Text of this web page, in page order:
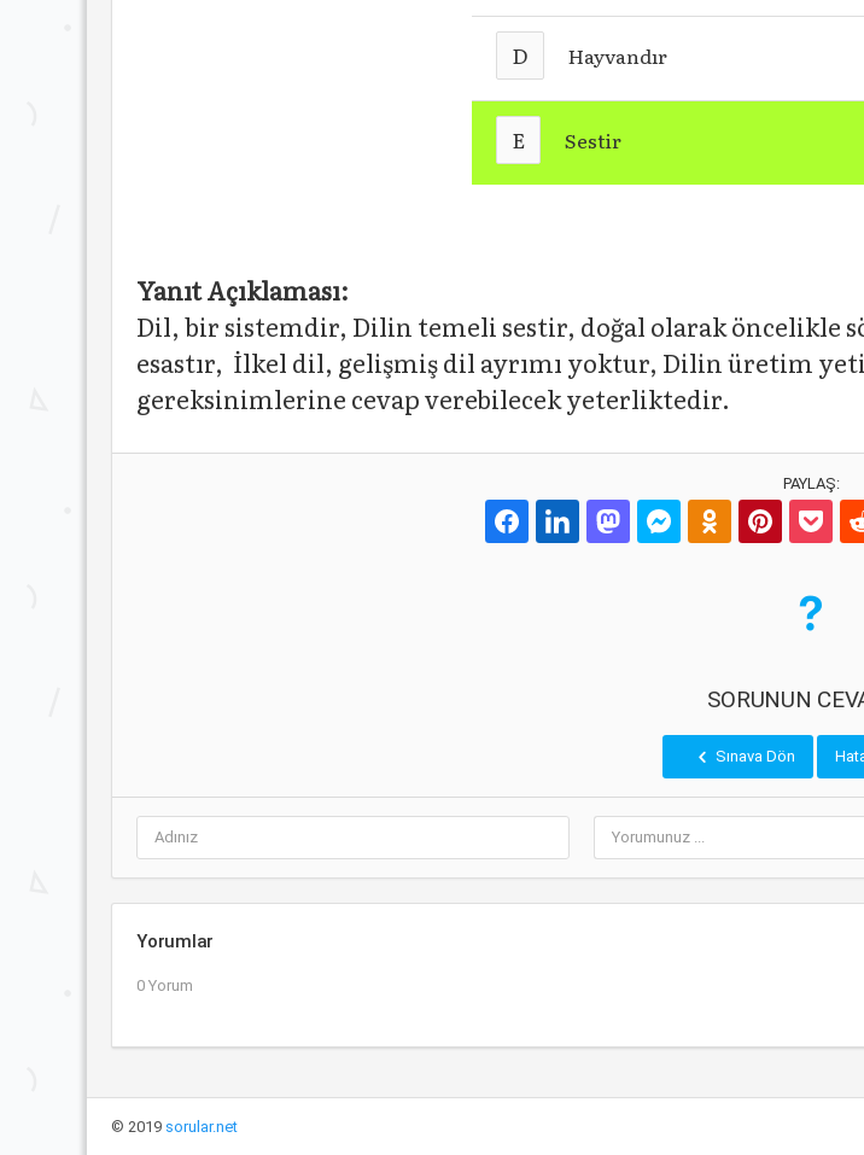
D Hayvandır
E Sestir
Yanıt Açıklaması:
Dil, bir sistemdir, Dilin temeli sestir, doğal olarak öncelikle
esastır, İlkel dil, gelişmiş dil ayrımı yoktur, Dilin üretim
gereksinimlerine cevap verebilecek yeterliktedir.
PAYLAŞ:
SORUNUN
Sınava Dön
Yorumlar
0 Yorum
© 2019 sorular.net